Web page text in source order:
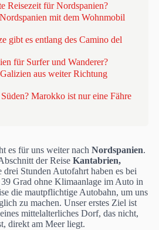
Reisezeit für Nordspanien?
mit dem Wohnmobil
gibt es entlang des Camino del
für Surfer und Wanderer?
aus weiter Richtung
Marokko ist nur eine Fähre
es für uns weiter nach Nordspanien.
der Reise Kantabrien,
drei Stunden Autofahrt haben es bei
Grad ohne Klimaanlage im Auto in
die mautpflichtige Autobahn, um uns
zu machen. Unser erstes Ziel ist
mittelalterliches Dorf, das nicht,
direkt am Meer liegt.